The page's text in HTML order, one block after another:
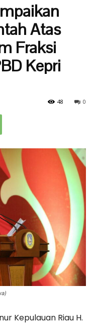
Atas
Fraksi
Kepri
0
48
Kepulauan Riau H.